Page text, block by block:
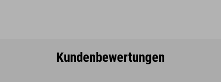
Kundenbewertungen